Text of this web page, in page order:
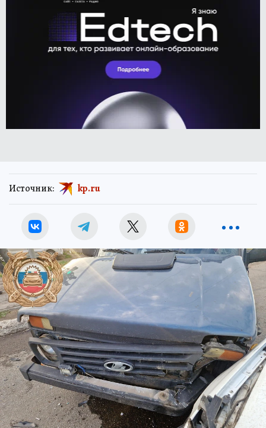
Источник: kp.ru